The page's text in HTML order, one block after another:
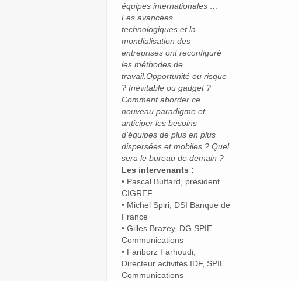
équipes internationales …
Les avancées
technologiques et la
mondialisation des
entreprises ont reconfiguré
les méthodes de
travail.Opportunité ou risque
? Inévitable ou gadget ?
Comment aborder ce
nouveau paradigme et
anticiper les besoins
d’équipes de plus en plus
dispersées et mobiles ? Quel
sera le bureau de demain ?
Les intervenants :
• Pascal Buffard, président
CIGREF
• Michel Spiri, DSI Banque de
France
• Gilles Brazey, DG SPIE
Communications
• Fariborz Farhoudi,
Directeur activités IDF, SPIE
Communications